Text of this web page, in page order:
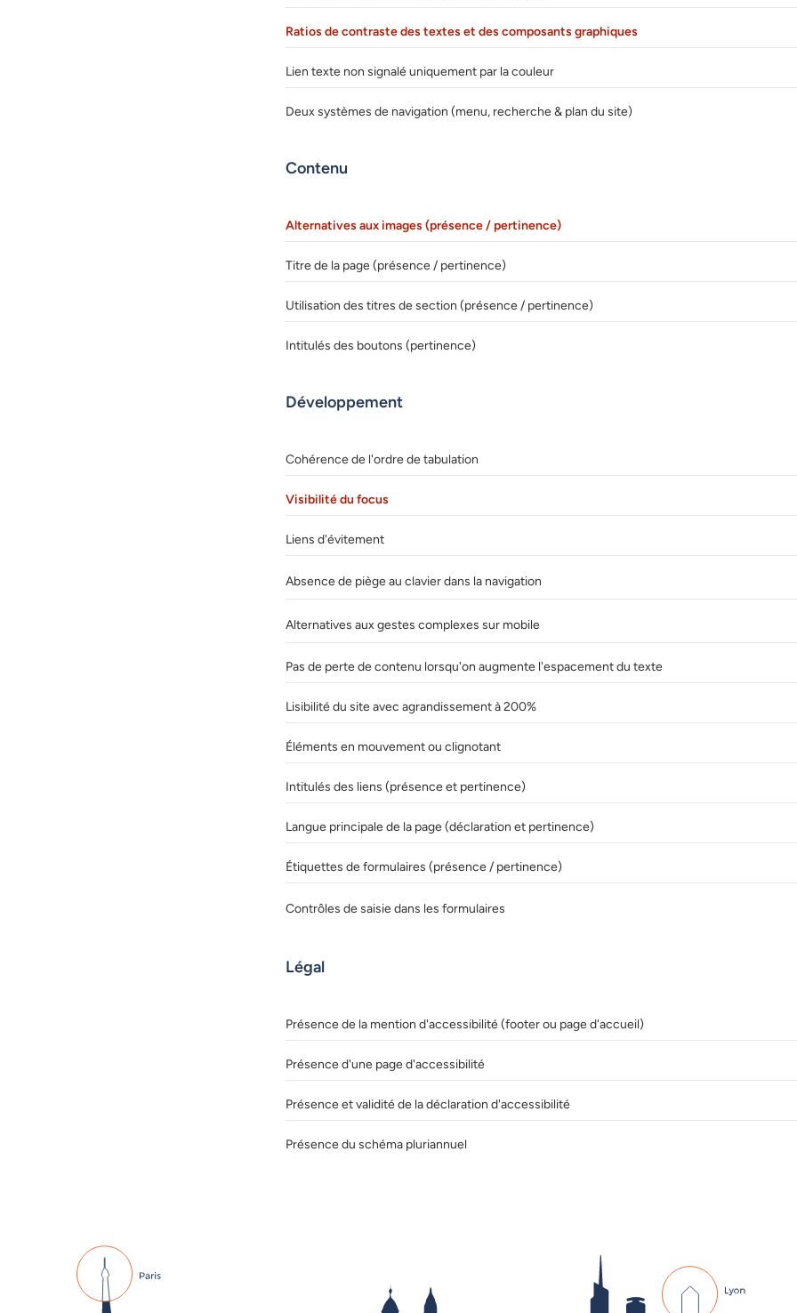
Ratios de contraste des textes et des composants graphiques
Lien texte non signalé uniquement par la couleur
Deux systèmes de navigation (menu, recherche & plan du site)
Contenu
Alternatives aux images (présence / pertinence)
Titre de la page (présence / pertinence)
Utilisation des titres de section (présence / pertinence)
Intitulés des boutons (pertinence)
Développement
Cohérence de l'ordre de tabulation
Visibilité du focus
Liens d'évitement
Absence de piège au clavier dans la navigation
Alternatives aux gestes complexes sur mobile
Pas de perte de contenu lorsqu'on augmente l'espacement du texte
Lisibilité du site avec agrandissement à 200%
Éléments en mouvement ou clignotant
Intitulés des liens (présence et pertinence)
Langue principale de la page (déclaration et pertinence)
Étiquettes de formulaires (présence / pertinence)
Contrôles de saisie dans les formulaires
Légal
Présence de la mention d'accessibilité (footer ou page d'accueil)
Présence d'une page d'accessibilité
Présence et validité de la déclaration d'accessibilité
Présence du schéma pluriannuel